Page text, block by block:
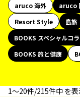
aruco 海外
aruco
Resort Style
島旅
BOOKS スペシャルコ
BOOKS 旅と健康
1〜20件/215件中 を